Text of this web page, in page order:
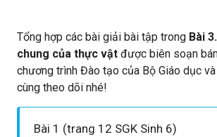
Tổng hợp các bài giải bài tập trong Bài
chung của thực vật được biên soạn
chương trình Đào tạo của Bộ Giáo dục
cùng theo dõi nhé!
Bài 1 (trang 12 SGK Sinh 6)